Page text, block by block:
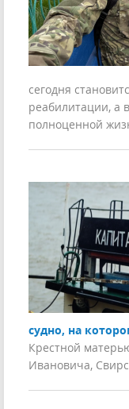
сегодня
реабилитации, а
полноценной
судно, на
Крестной
Ивановича,